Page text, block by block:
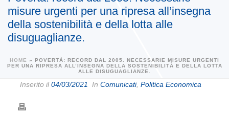
misure urgenti per una ripresa all’insegna
della sostenibilità e della lotta alle
disuguaglianze.
HOME » POVERTÀ: RECORD DAL 2005. NECESSARIE MISURE URGENTI
PER UNA RIPRESA ALL’INSEGNA DELLA SOSTENIBILITÀ E DELLA LOTTA
ALLE DISUGUAGLIANZE.
Inserito il04/03/2021 In Comunicati, Politica Economica